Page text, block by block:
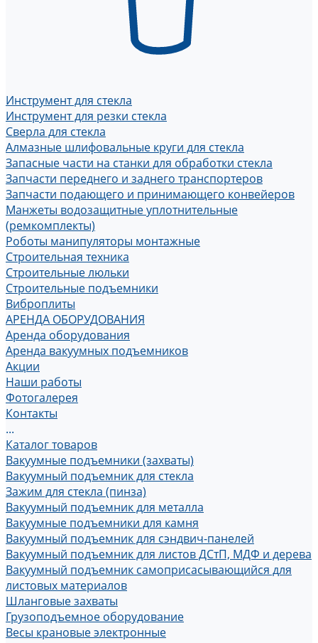
Инструмент для стекла
Инструмент для резки стекла
Сверла для стекла
Алмазные шлифовальные круги для стекла
Запасные части на станки для обработки стекла
Запчасти переднего и заднего транспортеров
Запчасти подающего и принимающего конвейеров
Манжеты водозащитные уплотнительные
(ремкомплекты)
Роботы манипуляторы монтажные
Строительная техника
Строительные люльки
Строительные подъемники
Виброплиты
АРЕНДА ОБОРУДОВАНИЯ
Аренда оборудования
Аренда вакуумных подъемников
Акции
Наши работы
Фотогалерея
Контакты
...
Каталог товаров
Вакуумные подъемники (захваты)
Вакуумный подъемник для стекла
Зажим для стекла (пинза)
Вакуумный подъемник для металла
Вакуумные подъемники для камня
Вакуумный подъемник для сэндвич-панелей
Вакуумный подъемник для листов ДСтП, МДФ и дерева
Вакуумный подъемник самоприсасывающийся для
листовых материалов
Шланговые захваты
Грузоподъемное оборудование
Весы крановые электронные